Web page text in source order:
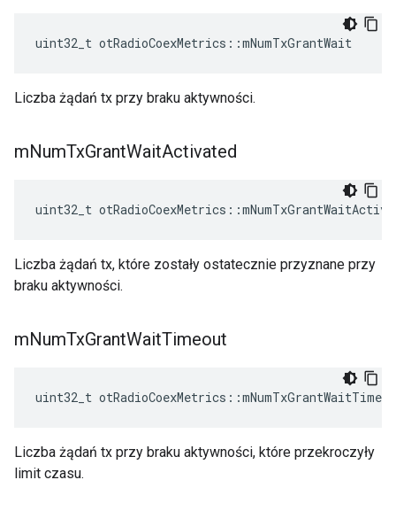
uint32_t otRadioCoexMetrics ::mNumTxGrantWait
Liczba żądań tx przy braku aktywności.
mNumTxGrantWaitActivated
uint32_t otRadioCoexMetrics ::
Liczba żądań tx, które zostały ostatecznie przyznane przy
braku aktywności.
mNumTxGrantWaitTimeout
uint32_t otRadioCoexMetrics ::
Liczba żądań tx przy braku aktywności, które przekroczyły
limit czasu.